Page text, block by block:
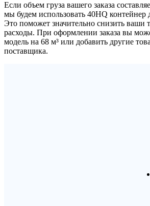
Если объем груза вашего заказа
мы будем использовать 40HQ контейнер
Это поможет значительно снизить ваши
расходы. При оформлении заказа вы
модель на 68 м³ или добавить другие
поставщика.